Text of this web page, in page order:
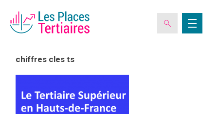
chiffres cles ts